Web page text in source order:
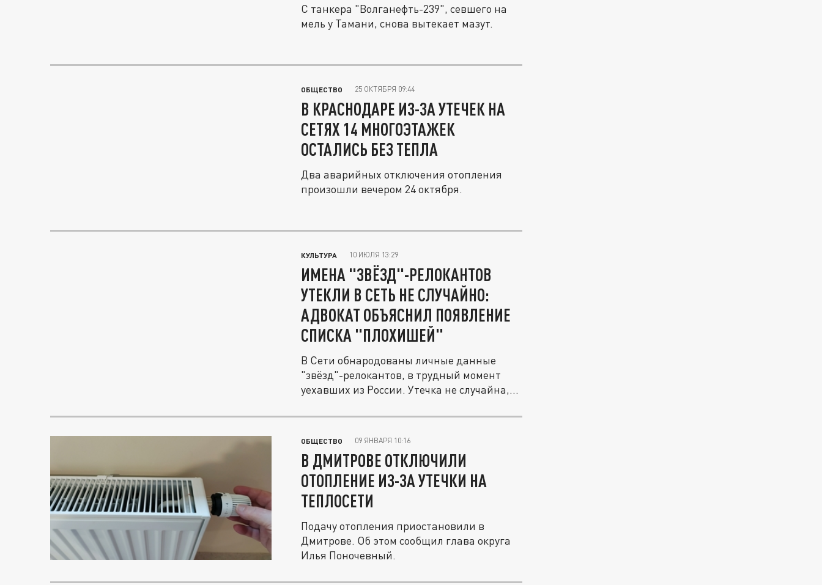
С танкера "Волганефть-239", севшего на
мель у Тамани, снова вытекает мазут.
ОБЩЕСТВО 25 ОКТЯБРЯ 09:44
В КРАСНОДАРЕ ИЗ-ЗА УТЕЧЕК НА
СЕТЯХ 14 МНОГОЭТАЖЕК
ОСТАЛИСЬ БЕЗ ТЕПЛА
Два аварийных отключения отопления
произошли вечером 24 октября.
КУЛЬТУРА 10 ИЮЛЯ 13:29
ИМЕНА "ЗВЁЗД"-РЕЛОКАНТОВ
УТЕКЛИ В СЕТЬ НЕ СЛУЧАЙНО:
АДВОКАТ ОБЪЯСНИЛ ПОЯВЛЕНИЕ
СПИСКА "ПЛОХИШЕЙ"
В Сети обнародованы личные данные
"звёзд"-релокантов, в трудный момент
уехавших из России. Утечка не случайна,...
ОБЩЕСТВО 09 ЯНВАРЯ 10:16
В ДМИТРОВЕ ОТКЛЮЧИЛИ
ОТОПЛЕНИЕ ИЗ-ЗА УТЕЧКИ НА
ТЕПЛОСЕТИ
Подачу отопления приостановили в
Дмитрове. Об этом сообщил глава округа
Илья Поночевный.